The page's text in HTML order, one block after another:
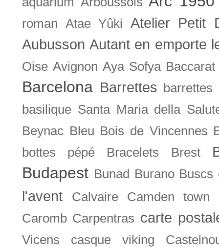
roman Atae Yûki
Atelier Petit
Aubusson Autant en emporte
Oise Avignon Aya Sofya Baccarat
Barcelona Barrettes
basilique Santa Maria della
Beynac Bleu Bois de Vincennes
bottes pépé
Bracelets Brest
Budapest Bunad Burano Buscs
l'avent Calvaire Camden town
Caromb Carpentras carte
Vicens casque viking